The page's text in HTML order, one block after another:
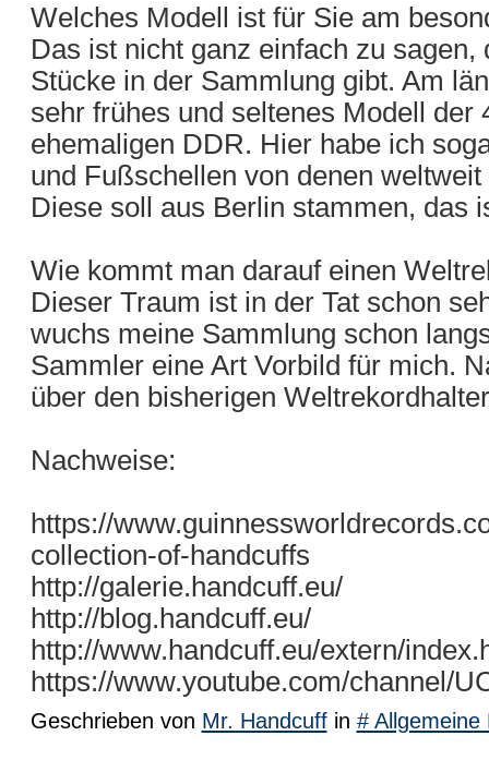
Welches Modell ist für Sie am
Das ist nicht ganz einfach zu
Stücke in der Sammlung gibt. Am
sehr frühes und seltenes Modell der
ehemaligen DDR. Hier habe ich
und Fußschellen von denen
Diese soll aus Berlin stammen, das
Wie kommt man darauf einen
Dieser Traum ist in der Tat schon
wuchs meine Sammlung schon
Sammler eine Art Vorbild für mich.
über den bisherigen
Nachweise:
https://
collection-of-handcuffs
http://galerie.handcuff.eu/
http://blog.handcuff.eu/
http://www.handcuff.eu/extern/
https://www.youtube.com/channel/
Geschrieben von Mr. Handcuffin # Allgemeine